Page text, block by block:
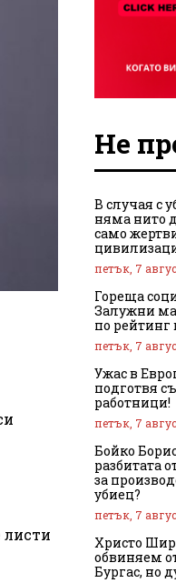
листи
Не
В случая с
няма нито
само
петък, 7
Гореща
Залужни
по рейтинг
петък, 7
Ужас в
подготвя
работници!
петък, 7
Бойко
разбитата
за
убиец?
петък, 7
Христо
обвиняем
Бургас, но